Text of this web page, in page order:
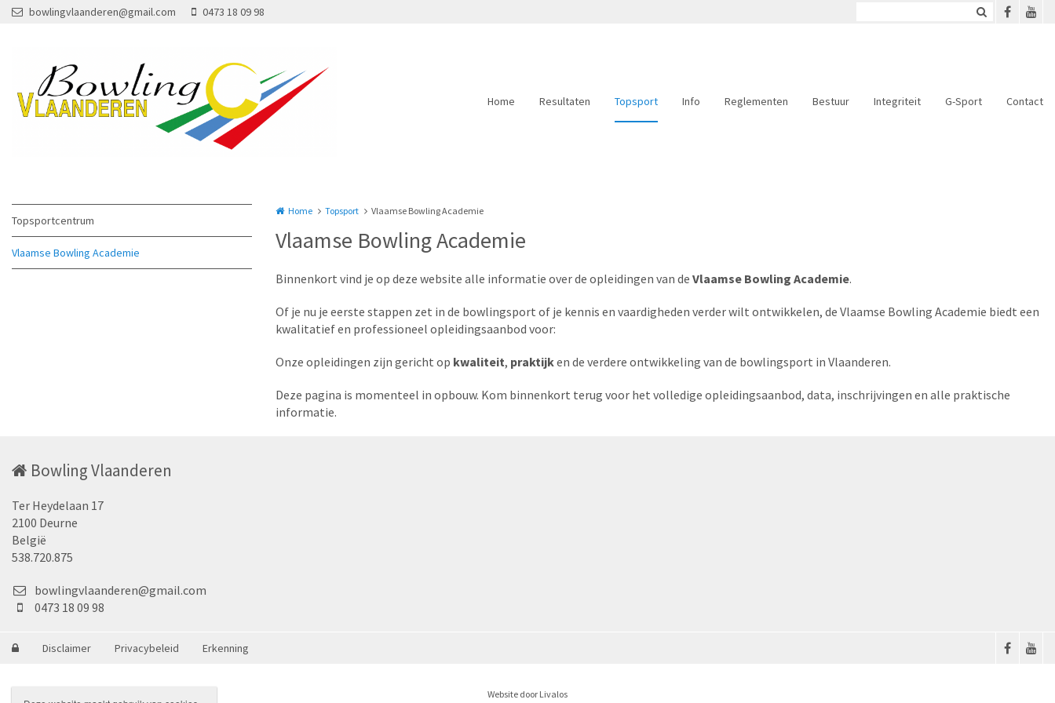
Overslaan en naar de inhoud gaan
bowlingvlaanderen@gmail.com 0473 18 09 98
Home Resultaten Topsport Info Reglementen Bestuur Integriteit G-Sport Contact
Topsportcentrum
Vlaamse Bowling Academie
Home Topsport Vlaamse Bowling Academie
Vlaamse Bowling Academie
Binnenkort vind je op deze website alle informatie over de opleidingen van de Vlaamse Bowling Academie.
Of je nu je eerste stappen zet in de bowlingsport of je kennis en vaardigheden verder wilt ontwikkelen, de Vlaamse Bowling Academie biedt een
kwalitatief en professioneel opleidingsaanbod voor:
Onze opleidingen zijn gericht op kwaliteit, praktijken de verdere ontwikkeling van de bowlingsport in Vlaanderen.
Deze pagina is momenteel in opbouw. Kom binnenkort terug voor het volledige opleidingsaanbod, data, inschrijvingen en alle praktische
informatie.
Bowling Vlaanderen
Ter Heydelaan 17
2100 Deurne
België
538.720.875
bowlingvlaanderen@gmail.com
0473 18 09 98
 Disclaimer Privacybeleid Erkenning
Website door Livalos